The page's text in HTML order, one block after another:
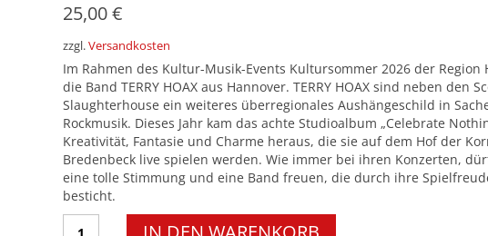
25,00€
zzgl.Versandkosten
Im Rahmen des Kultur-Musik-Events Kultursommer 2026 der
die Band TERRY HOAX aus Hannover. TERRY HOAX sind neben den
Slaughterhouse ein weiteres überregionales Aushängeschild in
Rockmusik. Dieses Jahr kam das achte Studioalbum „Celebrate
Kreativität, Fantasie und Charme heraus, die sie auf dem Hof der
Bredenbeck live spielen werden. Wie immer bei ihren Konzerten,
eine tolle Stimmung und eine Band freuen, die durch ihre
besticht.